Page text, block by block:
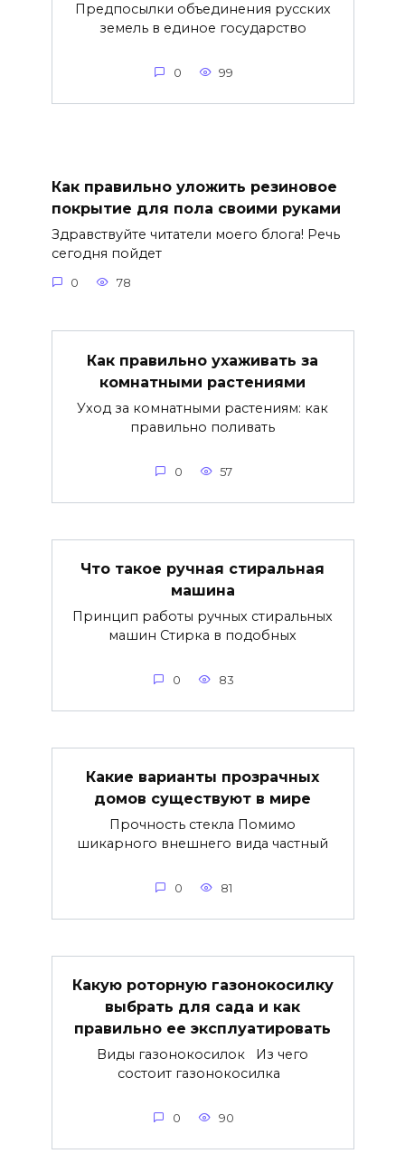
Предпосылки объединения русских
земель в единое государство
0 99
Как правильно уложить резиновое
покрытие для пола своими руками
Здравствуйте читатели моего блога! Речь
сегодня пойдет
0 78
Как правильно ухаживать за
комнатными растениями
Уход за комнатными растениям: как
правильно поливать
0 57
Что такое ручная стиральная
машина
Принцип работы ручных стиральных
машин Стирка в подобных
0 83
Какие варианты прозрачных
домов существуют в мире
Прочность стекла Помимо
шикарного внешнего вида частный
0 81
Какую роторную газонокосилку
выбрать для сада и как
правильно ее эксплуатировать
Виды газонокосилок Из чего
состоит газонокосилка
0 90